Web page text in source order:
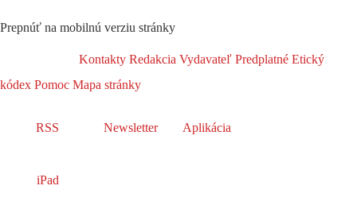
Prepnúť na mobilnú verziu stránky
Kontakty Redakcia Vydavateľ Predplatné Etický
kódex Pomoc Mapa stránky
RSS Newsletter Aplikácia
iPad